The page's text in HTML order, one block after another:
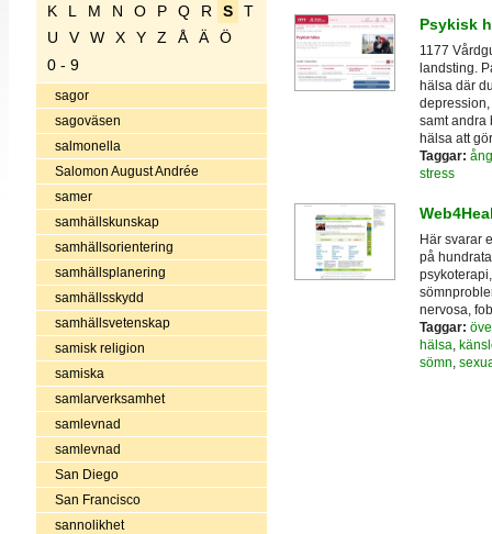
K
L M N O P Q R S
T
U
V W X Y Z Å Ä
Ö
0 - 9
sagor
sagoväsen
salmonella
Salomon August Andrée
samer
samhällskunskap
samhällsorientering
samhällsplanering
samhällsskydd
samhällsvetenskap
samisk religion
samiska
samlarverksamhet
samlevnad
samlevnad
San Diego
San Francisco
sannolikhet
Psykisk
1177
landsting.
hälsa där
depression,
samt andra
hälsa att
Taggar:
stress
Här svarar
på
nervosa,
Taggar:
hälsa,
sömn,